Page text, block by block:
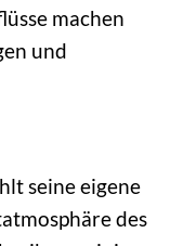
machen
und
seine eigene
des